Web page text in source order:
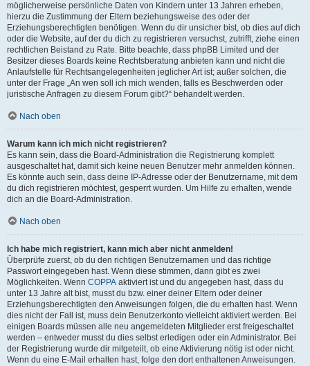
möglicherweise persönliche Daten von Kindern unter 13 Jahren erheben,
hierzu die Zustimmung der Eltern beziehungsweise des oder der
Erziehungsberechtigten benötigen. Wenn du dir unsicher bist, ob dies auf dich
oder die Website, auf der du dich zu registrieren versuchst, zutrifft, ziehe einen
rechtlichen Beistand zu Rate. Bitte beachte, dass phpBB Limited und der
Besitzer dieses Boards keine Rechtsberatung anbieten kann und nicht die
Anlaufstelle für Rechtsangelegenheiten jeglicher Art ist; außer solchen, die
unter der Frage „An wen soll ich mich wenden, falls es Beschwerden oder
juristische Anfragen zu diesem Forum gibt?“ behandelt werden.
Nach oben
Warum kann ich mich nicht registrieren?
Es kann sein, dass die Board-Administration die Registrierung komplett
ausgeschaltet hat, damit sich keine neuen Benutzer mehr anmelden können.
Es könnte auch sein, dass deine IP-Adresse oder der Benutzername, mit dem
du dich registrieren möchtest, gesperrt wurden. Um Hilfe zu erhalten, wende
dich an die Board-Administration.
Nach oben
Ich habe mich registriert, kann mich aber nicht anmelden!
Überprüfe zuerst, ob du den richtigen Benutzernamen und das richtige
Passwort eingegeben hast. Wenn diese stimmen, dann gibt es zwei
Möglichkeiten. Wenn COPPA aktiviert ist und du angegeben hast, dass du
unter 13 Jahre alt bist, musst du bzw. einer deiner Eltern oder deiner
Erziehungsberechtigten den Anweisungen folgen, die du erhalten hast. Wenn
dies nicht der Fall ist, muss dein Benutzerkonto vielleicht aktiviert werden. Bei
einigen Boards müssen alle neu angemeldeten Mitglieder erst freigeschaltet
werden – entweder musst du dies selbst erledigen oder ein Administrator. Bei
der Registrierung wurde dir mitgeteilt, ob eine Aktivierung nötig ist oder nicht.
Wenn du eine E-Mail erhalten hast, folge den dort enthaltenen Anweisungen.